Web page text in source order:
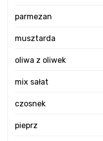
parmezan
musztarda
oliwa z oliwek
mix sałat
czosnek
pieprz